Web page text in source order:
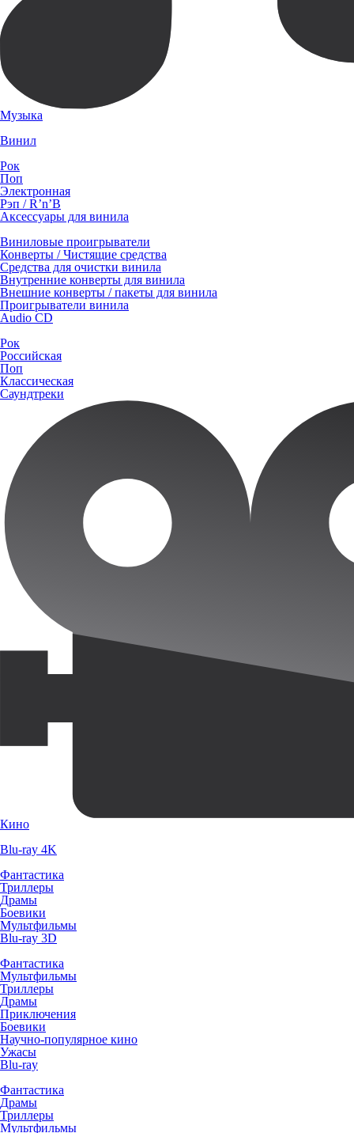
Музыка
Винил
Рок
Поп
Электронная
Рэп / R’n’B
Аксессуары для винила
Виниловые проигрыватели
Конверты / Чистящие средства
Средства для очистки винила
Внутренние конверты для винила
Внешние конверты / пакеты для винила
Проигрыватели винила
Audio CD
Рок
Российская
Поп
Классическая
Саундтреки
Кино
Blu-ray 4K
Фантастика
Триллеры
Драмы
Боевики
Мультфильмы
Blu-ray 3D
Фантастика
Мультфильмы
Триллеры
Драмы
Приключения
Боевики
Научно-популярное кино
Ужасы
Blu-ray
Фантастика
Драмы
Триллеры
Мультфильмы